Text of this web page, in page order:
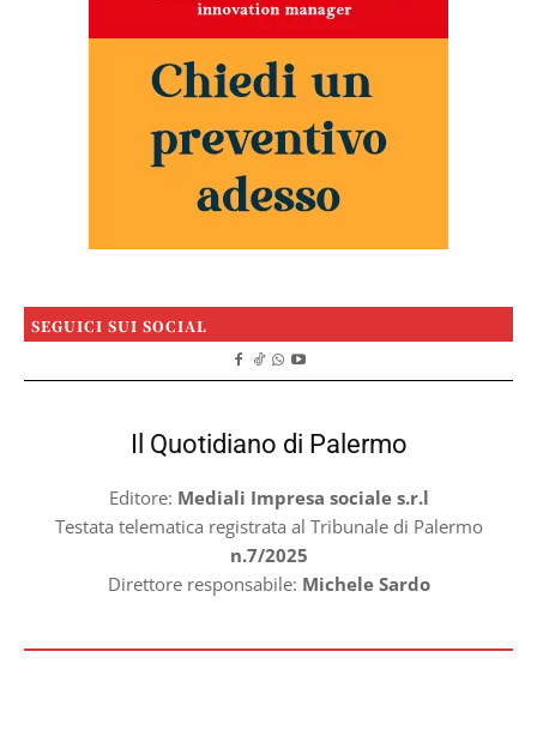
SEGUICI SUI SOCIAL
Il Quotidiano di Palermo
Editore: Mediali Impresa sociale s.r.l
Testata telematica registrata al Tribunale di Palermo
n.7/2025
Direttore responsabile: Michele Sardo